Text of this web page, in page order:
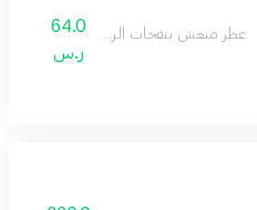
عطر منعش بنفحات الريحان العذبة.
64.0
ر.س